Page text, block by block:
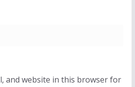
and website in this browser for